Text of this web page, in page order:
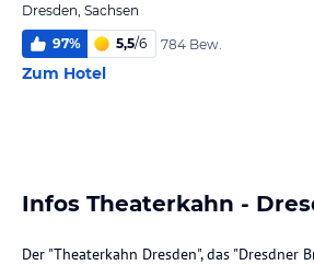
Dresden, Sachsen
97% 5,5/6 784 Bew.
Zum Hotel
Infos Theaterkahn -
Der "Theaterkahn Dresden", das "Dresdner